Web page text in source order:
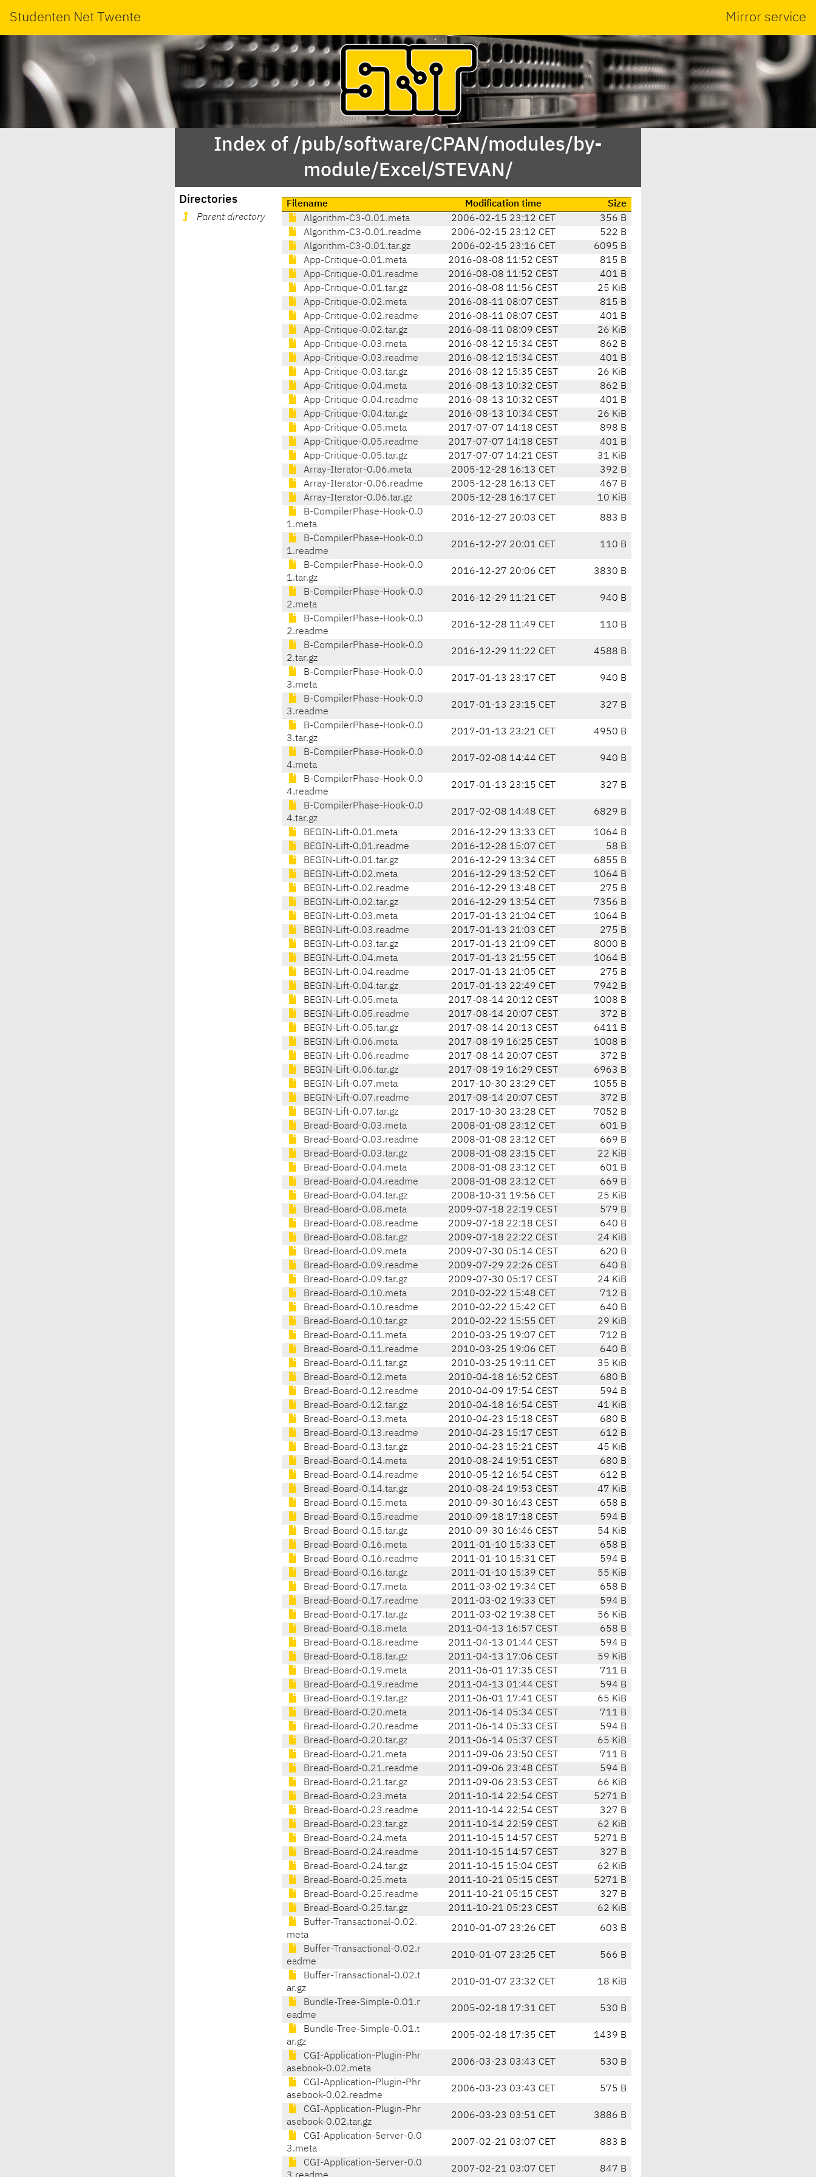
Studenten Net Twente Mirror service
Index of /pub/software/CPAN/modules/by-
module/Excel/STEVAN/
Directories
Parent directory
Filename Modification time
Size
Algorithm-C3-0.01.meta
2006-02-15 23:12 CET
356 B
Algorithm-C3-0.01.readme
2006-02-15 23:12 CET
522 B
Algorithm-C3-0.01.tar.gz
2006-02-15 23:16 CET
6095 B
App-Critique-0.01.meta
2016-08-08 11:52 CEST
815 B
App-Critique-0.01.readme
2016-08-08 11:52 CEST
401 B
App-Critique-0.01.tar.gz
2016-08-08 11:56 CEST
25 KiB
App-Critique-0.02.meta
2016-08-11 08:07 CEST
815 B
App-Critique-0.02.readme
2016-08-11 08:07 CEST
401 B
App-Critique-0.02.tar.gz
2016-08-11 08:09 CEST
26 KiB
App-Critique-0.03.meta
2016-08-12 15:34 CEST
862 B
App-Critique-0.03.readme
2016-08-12 15:34 CEST
401 B
App-Critique-0.03.tar.gz
2016-08-12 15:35 CEST
26 KiB
App-Critique-0.04.meta
2016-08-13 10:32 CEST
862 B
App-Critique-0.04.readme
2016-08-13 10:32 CEST
401 B
App-Critique-0.04.tar.gz
2016-08-13 10:34 CEST
26 KiB
App-Critique-0.05.meta
2017-07-07 14:18 CEST
898 B
App-Critique-0.05.readme
2017-07-07 14:18 CEST
401 B
App-Critique-0.05.tar.gz
2017-07-07 14:21 CEST
31 KiB
Array-Iterator-0.06.meta
2005-12-28 16:13 CET
392 B
Array-Iterator-0.06.readme
2005-12-28 16:13 CET
467 B
Array-Iterator-0.06.tar.gz
2005-12-28 16:17 CET
10 KiB
B-CompilerPhase-Hook-0.0
1.meta
2016-12-27 20:03 CET 883 B
B-CompilerPhase-Hook-0.0
1.readme
2016-12-27 20:01 CET 110 B
B-CompilerPhase-Hook-0.0
1.tar.gz
2016-12-27 20:06 CET 3830 B
B-CompilerPhase-Hook-0.0
2.meta
2016-12-29 11:21 CET 940 B
B-CompilerPhase-Hook-0.0
2.readme
2016-12-28 11:49 CET 110 B
B-CompilerPhase-Hook-0.0
2.tar.gz
2016-12-29 11:22 CET 4588 B
B-CompilerPhase-Hook-0.0
3.meta
2017-01-13 23:17 CET 940 B
B-CompilerPhase-Hook-0.0
3.readme
2017-01-13 23:15 CET 327 B
B-CompilerPhase-Hook-0.0
3.tar.gz
2017-01-13 23:21 CET 4950 B
B-CompilerPhase-Hook-0.0
4.meta
2017-02-08 14:44 CET 940 B
B-CompilerPhase-Hook-0.0
4.readme
2017-01-13 23:15 CET 327 B
B-CompilerPhase-Hook-0.0
4.tar.gz
2017-02-08 14:48 CET 6829 B
BEGIN-Lift-0.01.meta 2016-12-29 13:33 CET
1064 B
BEGIN-Lift-0.01.readme
2016-12-28 15:07 CET
58 B
BEGIN-Lift-0.01.tar.gz
2016-12-29 13:34 CET
6855 B
BEGIN-Lift-0.02.meta
2016-12-29 13:52 CET
1064 B
BEGIN-Lift-0.02.readme
2016-12-29 13:48 CET
275 B
BEGIN-Lift-0.02.tar.gz
2016-12-29 13:54 CET
7356 B
BEGIN-Lift-0.03.meta
2017-01-13 21:04 CET
1064 B
BEGIN-Lift-0.03.readme
2017-01-13 21:03 CET
275 B
BEGIN-Lift-0.03.tar.gz
2017-01-13 21:09 CET
8000 B
BEGIN-Lift-0.04.meta
2017-01-13 21:55 CET
1064 B
BEGIN-Lift-0.04.readme
2017-01-13 21:05 CET
275 B
BEGIN-Lift-0.04.tar.gz
2017-01-13 22:49 CET
7942 B
BEGIN-Lift-0.05.meta
2017-08-14 20:12 CEST
1008 B
BEGIN-Lift-0.05.readme
2017-08-14 20:07 CEST
372 B
BEGIN-Lift-0.05.tar.gz
2017-08-14 20:13 CEST
6411 B
BEGIN-Lift-0.06.meta
2017-08-19 16:25 CEST
1008 B
BEGIN-Lift-0.06.readme
2017-08-14 20:07 CEST
372 B
BEGIN-Lift-0.06.tar.gz
2017-08-19 16:29 CEST
6963 B
BEGIN-Lift-0.07.meta
2017-10-30 23:29 CET
1055 B
BEGIN-Lift-0.07.readme
2017-08-14 20:07 CEST
372 B
BEGIN-Lift-0.07.tar.gz
2017-10-30 23:28 CET
7052 B
Bread-Board-0.03.meta
2008-01-08 23:12 CET
601 B
Bread-Board-0.03.readme
2008-01-08 23:12 CET
669 B
Bread-Board-0.03.tar.gz
2008-01-08 23:15 CET
22 KiB
Bread-Board-0.04.meta
2008-01-08 23:12 CET
601 B
Bread-Board-0.04.readme
2008-01-08 23:12 CET
669 B
Bread-Board-0.04.tar.gz
2008-10-31 19:56 CET
25 KiB
Bread-Board-0.08.meta
2009-07-18 22:19 CEST
579 B
Bread-Board-0.08.readme
2009-07-18 22:18 CEST
640 B
Bread-Board-0.08.tar.gz
2009-07-18 22:22 CEST
24 KiB
Bread-Board-0.09.meta
2009-07-30 05:14 CEST
620 B
Bread-Board-0.09.readme
2009-07-29 22:26 CEST
640 B
Bread-Board-0.09.tar.gz
2009-07-30 05:17 CEST
24 KiB
Bread-Board-0.10.meta
2010-02-22 15:48 CET
712 B
Bread-Board-0.10.readme
2010-02-22 15:42 CET
640 B
Bread-Board-0.10.tar.gz
2010-02-22 15:55 CET
29 KiB
Bread-Board-0.11.meta
2010-03-25 19:07 CET
712 B
Bread-Board-0.11.readme
2010-03-25 19:06 CET
640 B
Bread-Board-0.11.tar.gz
2010-03-25 19:11 CET
35 KiB
Bread-Board-0.12.meta
2010-04-18 16:52 CEST
680 B
Bread-Board-0.12.readme
2010-04-09 17:54 CEST
594 B
Bread-Board-0.12.tar.gz
2010-04-18 16:54 CEST
41 KiB
Bread-Board-0.13.meta
2010-04-23 15:18 CEST
680 B
Bread-Board-0.13.readme
2010-04-23 15:17 CEST
612 B
Bread-Board-0.13.tar.gz
2010-04-23 15:21 CEST
45 KiB
Bread-Board-0.14.meta
2010-08-24 19:51 CEST
680 B
Bread-Board-0.14.readme
2010-05-12 16:54 CEST
612 B
Bread-Board-0.14.tar.gz
2010-08-24 19:53 CEST
47 KiB
Bread-Board-0.15.meta
2010-09-30 16:43 CEST
658 B
Bread-Board-0.15.readme
2010-09-18 17:18 CEST
594 B
Bread-Board-0.15.tar.gz
2010-09-30 16:46 CEST
54 KiB
Bread-Board-0.16.meta
2011-01-10 15:33 CET
658 B
Bread-Board-0.16.readme
2011-01-10 15:31 CET
594 B
Bread-Board-0.16.tar.gz
2011-01-10 15:39 CET
55 KiB
Bread-Board-0.17.meta
2011-03-02 19:34 CET
658 B
Bread-Board-0.17.readme
2011-03-02 19:33 CET
594 B
Bread-Board-0.17.tar.gz
2011-03-02 19:38 CET
56 KiB
Bread-Board-0.18.meta
2011-04-13 16:57 CEST
658 B
Bread-Board-0.18.readme
2011-04-13 01:44 CEST
594 B
Bread-Board-0.18.tar.gz
2011-04-13 17:06 CEST
59 KiB
Bread-Board-0.19.meta
2011-06-01 17:35 CEST
711 B
Bread-Board-0.19.readme
2011-04-13 01:44 CEST
594 B
Bread-Board-0.19.tar.gz
2011-06-01 17:41 CEST
65 KiB
Bread-Board-0.20.meta
2011-06-14 05:34 CEST
711 B
Bread-Board-0.20.readme
2011-06-14 05:33 CEST
594 B
Bread-Board-0.20.tar.gz
2011-06-14 05:37 CEST
65 KiB
Bread-Board-0.21.meta
2011-09-06 23:50 CEST
711 B
Bread-Board-0.21.readme
2011-09-06 23:48 CEST
594 B
Bread-Board-0.21.tar.gz
2011-09-06 23:53 CEST
66 KiB
Bread-Board-0.23.meta
2011-10-14 22:54 CEST
5271 B
Bread-Board-0.23.readme
2011-10-14 22:54 CEST
327 B
Bread-Board-0.23.tar.gz
2011-10-14 22:59 CEST
62 KiB
Bread-Board-0.24.meta
2011-10-15 14:57 CEST
5271 B
Bread-Board-0.24.readme
2011-10-15 14:57 CEST
327 B
Bread-Board-0.24.tar.gz
2011-10-15 15:04 CEST
62 KiB
Bread-Board-0.25.meta
2011-10-21 05:15 CEST
5271 B
Bread-Board-0.25.readme
2011-10-21 05:15 CEST
327 B
Bread-Board-0.25.tar.gz
2011-10-21 05:23 CEST
62 KiB
Buffer-Transactional-0.02.
meta
2010-01-07 23:26 CET 603 B
Buffer-Transactional-0.02.r
eadme
2010-01-07 23:25 CET 566 B
Buffer-Transactional-0.02.t
ar.gz
2010-01-07 23:32 CET 18 KiB
Bundle-Tree-Simple-0.01.r
eadme
2005-02-18 17:31 CET 530 B
Bundle-Tree-Simple-0.01.t
ar.gz
2005-02-18 17:35 CET 1439 B
CGI-Application-Plugin-Phr
asebook-0.02.meta
2006-03-23 03:43 CET 530 B
CGI-Application-Plugin-Phr
asebook-0.02.readme
2006-03-23 03:43 CET 575 B
CGI-Application-Plugin-Phr
asebook-0.02.tar.gz
2006-03-23 03:51 CET 3886 B
CGI-Application-Server-0.0
3.meta
2007-02-21 03:07 CET 883 B
CGI-Application-Server-0.0
2007-02-21 03:07 CET 847 B